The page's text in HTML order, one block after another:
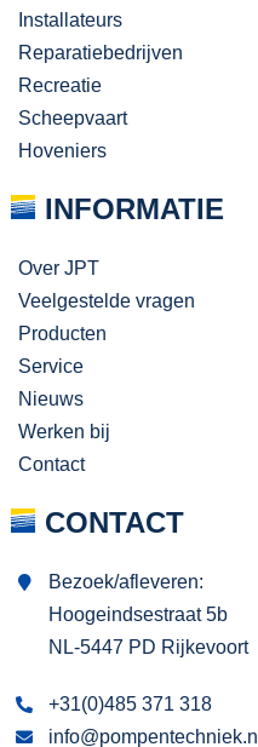
Installateurs
Reparatiebedrijven
Recreatie
Scheepvaart
Hoveniers
INFORMATIE
Over JPT
Veelgestelde vragen
Producten
Service
Nieuws
Werken bij
Contact
CONTACT
Bezoek/afleveren:
Hoogeindsestraat 5b
NL-5447 PD Rijkevoort
+31(0)485 371 318
info@pompentechniek.nl